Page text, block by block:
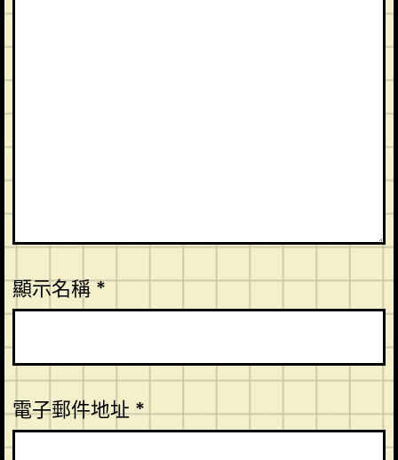
顯示名稱*
電子郵件地址*